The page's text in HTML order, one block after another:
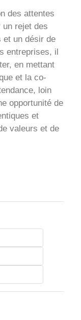
des attentes
un rejet des
et un désir de
entreprises, il
en mettant
et la co-
loin
opportunité de
et
valeurs et de